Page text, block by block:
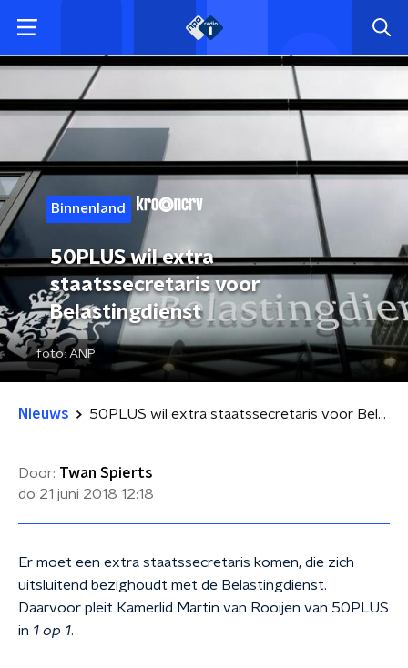
Binnenland
50PLUS wil extra
staatssecretaris voor
Belastingdienst
foto: ANP
Nieuws 50PLUS wil extra staatssecretaris voor Belastingdienst
Door: Twan Spierts
do 21 juni 2018 12:18
Er moet een extra staatssecretaris komen, die zich
uitsluitend bezighoudt met de Belastingdienst.
Daarvoor pleit Kamerlid Martin van Rooijen van 50PLUS
in 1 op 1.